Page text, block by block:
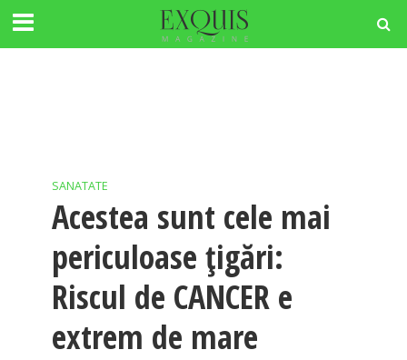
SANATATE
Acestea sunt cele mai
periculoase țigări:
Riscul de CANCER e
extrem de mare